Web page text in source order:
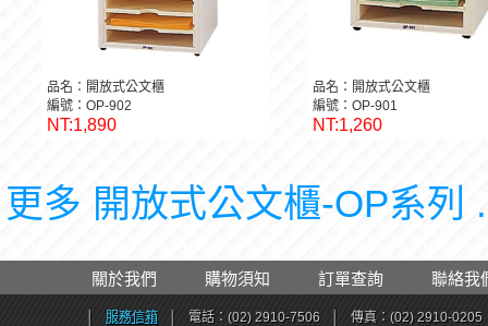
品名：開放式公文櫃
編號：OP-902
NT:1,890
品名：開放式公文櫃
編號：OP-901
NT:1,260
更多 開放式公文櫃-OP系列
關於我們 購物須知 訂單查詢 聯絡我
服務信箱 電話：(02) 2910-7506
傳真：(02) 2910-0205